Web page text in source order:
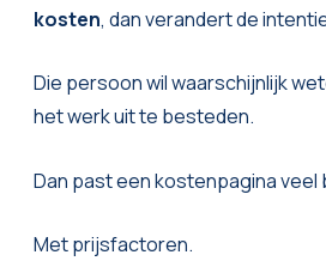
kosten, dan verandert de
Die persoon wil waarschijnlijk
het werk uit te besteden.
Dan past een kostenpagina veel
Met prijsfactoren.